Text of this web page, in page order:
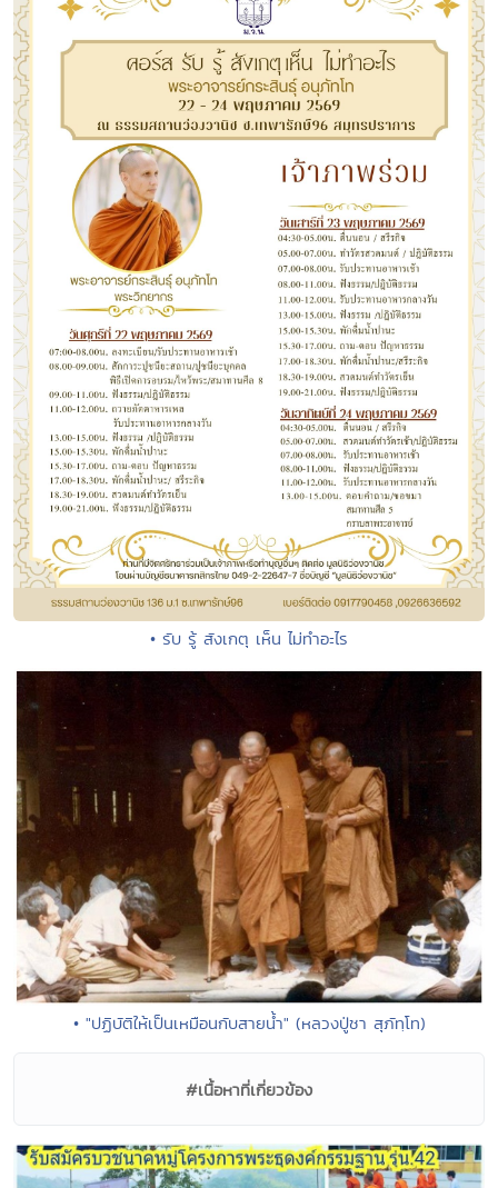
• รับ รู้ สังเกตุ เห็น ไม่ทำอะไร
• "ปฏิบัติให้เป็นเหมือนกับสายน้ำ" (หลวงปู่ชา สุภัทฺโท)
#เนื้อหาที่เกี่ยวข้อง